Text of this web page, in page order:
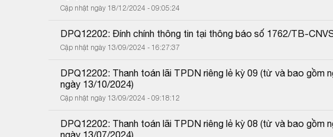
Cập nhật ngày 18/12/2024 - 09:05:24
DPQ12202: Đính chính thông tin tại thông báo số 1762/TB-
Cập nhật ngày 13/09/2024 - 16:27:37
DPQ12202: Thanh toán lãi TPDN riêng lẻ kỳ 09 (từ và bao gồm
ngày 13/10/2024)
Cập nhật ngày 13/09/2024 - 09:18:12
DPQ12202: Thanh toán lãi TPDN riêng lẻ kỳ 08 (từ và bao gồm
ngày 13/07/2024)